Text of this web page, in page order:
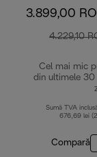
3.899,00
4.229,10
Cel mai mic
din ultimele 30
Sumă TVA
676,69 lei
Compară